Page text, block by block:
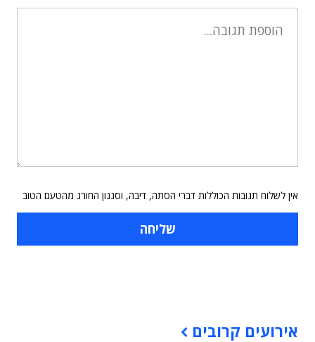
אין לשלוח תגובות הכוללות דברי הסתה, דיבה, וסגנון החורג מהטעם הטוב
אירועים קרובים